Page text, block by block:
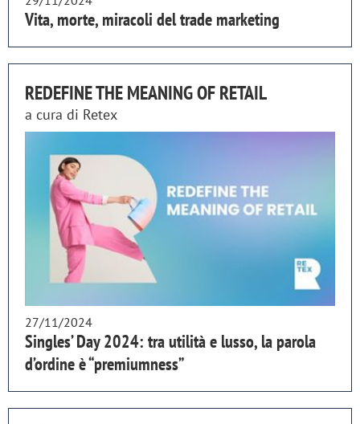
Vita, morte, miracoli del trade marketing
REDEFINE THE MEANING OF RETAIL
a cura di Retex
27/11/2024
Singles’ Day 2024: tra utilità e lusso, la parola
d’ordine è “premiumness”